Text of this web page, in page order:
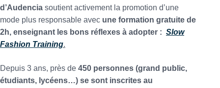
d’Audencia soutient activement la promotion d’une
mode plus responsable avec une formation gratuite de
2h, enseignant les bons réflexes à adopter : Slow
Fashion Training.
Depuis 3 ans, près de 450 personnes (grand public,
étudiants, lycéens…) se sont inscrites au